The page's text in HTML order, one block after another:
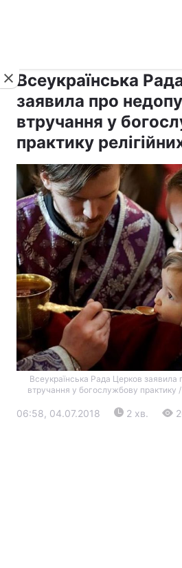
Всеукраїнська
заявила про
втручання у
практику
Всеукраїнська Рада Церков заявила
втручання у богослужбову практику
06:58, 04.07.2018 2 хв.